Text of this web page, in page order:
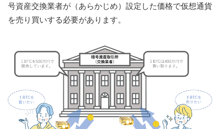
号資産交換業者が（あらかじめ）設定した価格で仮想通貨
を売り買いする必要があります。